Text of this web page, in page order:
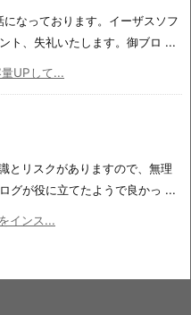
なっております。イーザスソフ
ト、失礼いたします。御ブロ ...
UPして...
とリスクがありますので、無理
グが役に立てたようで良かっ ...
インス...